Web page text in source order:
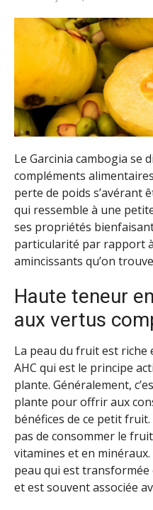
Le Garcinia cambogia se
compléments
perte de poids s’avérant
qui ressemble à une
ses propriétés
particularité par rapport
amincissants qu’on
Haute teneur
aux vertus
La peau du fruit est riche
AHC qui est le principe
plante. Généralement,
plante pour offrir aux
bénéfices de ce petit
pas de consommer le
vitamines et en
peau qui est
et est souvent associée